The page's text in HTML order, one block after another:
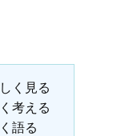
く見る
考える
語る